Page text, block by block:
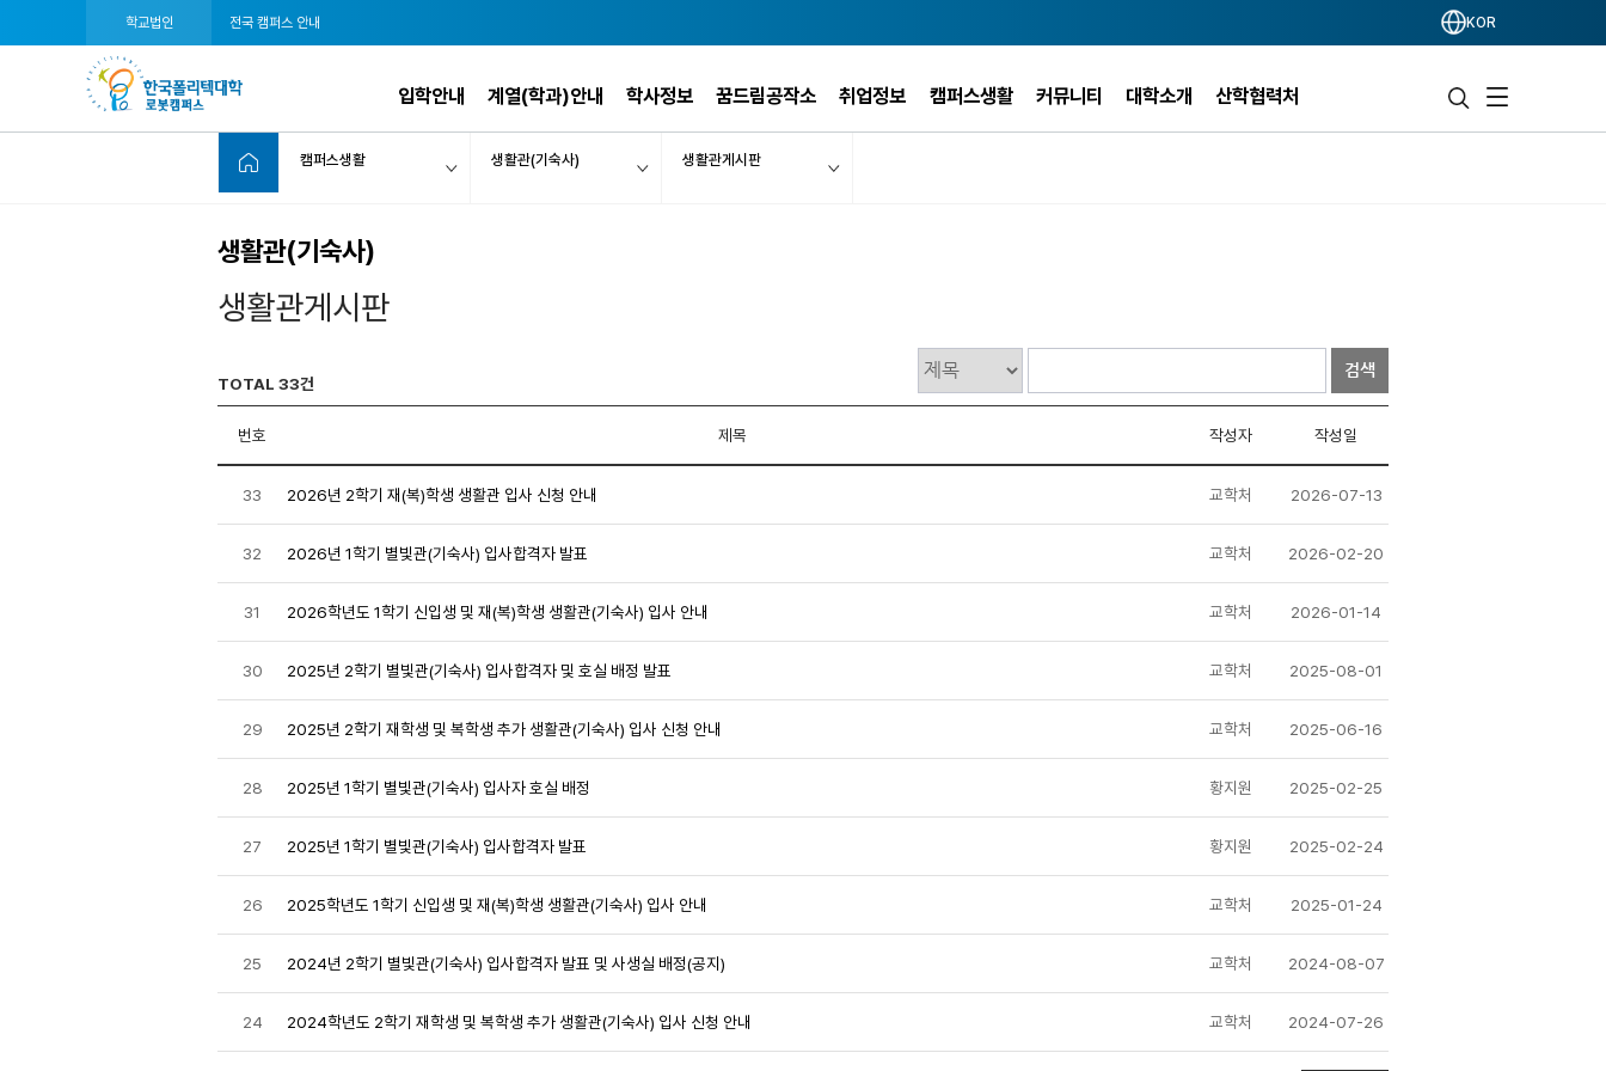
학교법인 전국 캠퍼스 안내 KOR
입학안내 계열(학과)안내 학사정보 꿈드림공작소 취업정보 캠퍼스생활 커뮤니티 대학소개 산학협력처
캠퍼스생활 생활관(기숙사) 생활관게시판
생활관(기숙사)
생활관게시판
TOTAL 33건
검색
번호 제목 작성자 작성일
33 2026년 2학기 재(복)학생 생활관 입사 신청 안내 교학처 2026-07-13
32 2026년 1학기 별빛관(기숙사) 입사합격자 발표 교학처 2026-02-20
31 2026학년도 1학기 신입생 및 재(복)학생 생활관(기숙사) 입사 안내 교학처 2026-01-14
30 2025년 2학기 별빛관(기숙사) 입사합격자 및 호실 배정 발표 교학처 2025-08-01
29 2025년 2학기 재학생 및 복학생 추가 생활관(기숙사) 입사 신청 안내 교학처 2025-06-16
28 2025년 1학기 별빛관(기숙사) 입사자 호실 배정 황지원 2025-02-25
27 2025년 1학기 별빛관(기숙사) 입사합격자 발표 황지원 2025-02-24
26 2025학년도 1학기 신입생 및 재(복)학생 생활관(기숙사) 입사 안내 교학처 2025-01-24
25 2024년 2학기 별빛관(기숙사) 입사합격자 발표 및 사생실 배정(공지) 교학처 2024-08-07
24 2024학년도 2학기 재학생 및 복학생 추가 생활관(기숙사) 입사 신청 안내 교학처 2024-07-26